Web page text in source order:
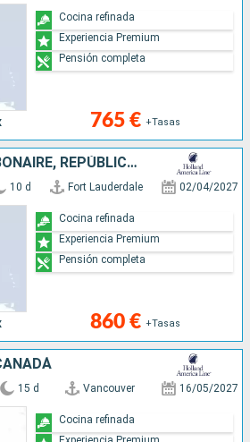
765 € +Tasas
Cocina refinada
Experiencia Premium
Pensión completa
ESTADOS UNIDOS, BONAIRE, REPÚBLICA DOMINICANA, BAHAMAS
10 d Fort Lauderdale 02/04/2027
860 € +Tasas
Cocina refinada
Experiencia Premium
Pensión completa
15 d Vancouver 16/05/2027
Cocina refinada